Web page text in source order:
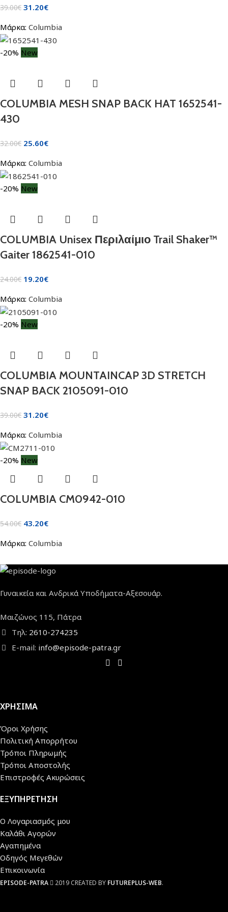
39.00€ 31.20€
Μάρκα: Columbia
-20% New
COLUMBIA MESH SNAP BACK HAT 1652541-
430
32.00€ 25.60€
Μάρκα: Columbia
-20% New
COLUMBIA Unisex Περιλαίμιο Trail Shaker™
Gaiter 1862541-010
24.00€ 19.20€
Μάρκα: Columbia
-20% New
COLUMBIA MOUNTAINCAP 3D STRETCH
SNAP BACK 2105091-010
39.00€ 31.20€
Μάρκα: Columbia
-20% New
COLUMBIA CM0942-010
54.00€ 43.20€
Μάρκα: Columbia
Γυναικεία και Ανδρικά Υποδήματα-Αξεσουάρ.
Μαιζώνος 115, Πάτρα
Τηλ: 2610-274235
E-mail: info@episode-patra.gr
ΧΡΗΣΙΜΑ
Όροι Χρήσης
Πολιτική Απορρήτου
Τρόποι Πληρωμής
Τρόποι Αποστολής
Επιστροφές Ακυρώσεις
ΕΞΥΠΗΡΕΤΗΣΗ
Ο Λογαριασμός μου
Καλάθι Αγορών
Αγαπημένα
Οδηγός Μεγεθών
Επικοινωνία
EPISODE-PATRA 2019 CREATED BY FUTUREPLUS-WEB.